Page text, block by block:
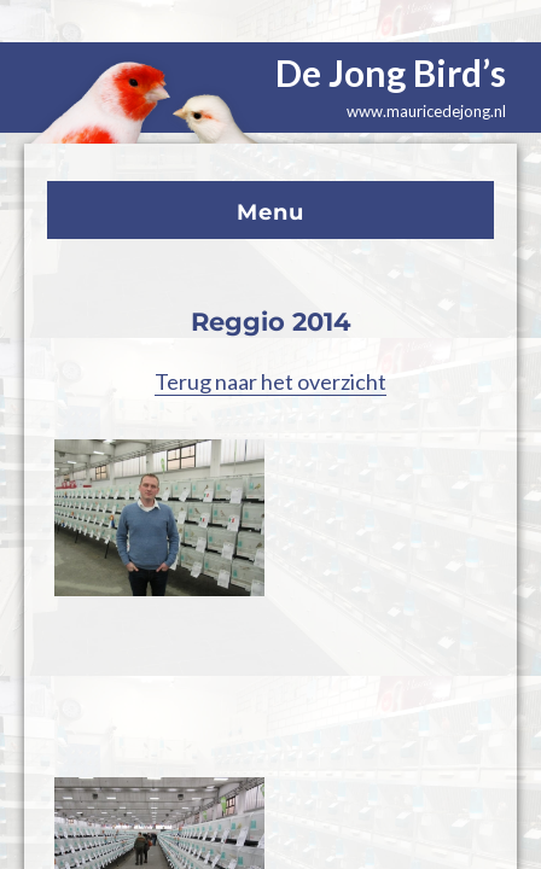
De Jong Bird’s
www.mauricedejong.nl
Menu
Reggio 2014
Terug naar het overzicht